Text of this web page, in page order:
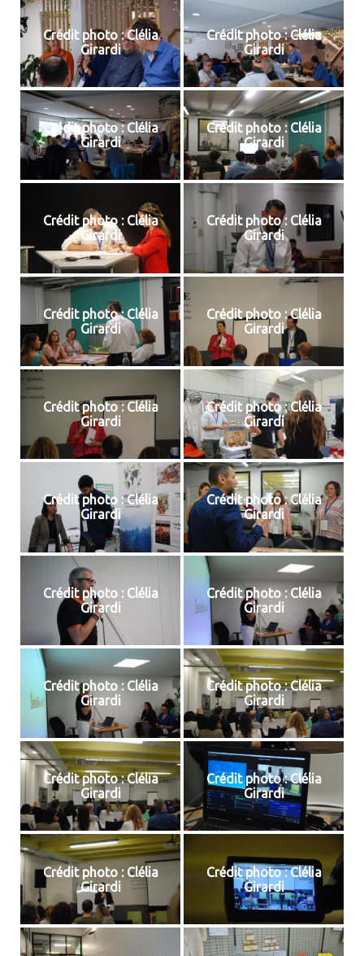
Crédit photo : Clélia
Girardi
Crédit photo : Clélia
Girardi
Crédit photo : Clélia
Girardi
Crédit photo : Clélia
Girardi
Crédit photo : Clélia
Girardi
Crédit photo : Clélia
Girardi
Crédit photo : Clélia
Girardi
Crédit photo : Clélia
Girardi
Crédit photo : Clélia
Girardi
Crédit photo : Clélia
Girardi
Crédit photo : Clélia
Girardi
Crédit photo : Clélia
Girardi
Crédit photo : Clélia
Girardi
Crédit photo : Clélia
Girardi
Crédit photo : Clélia
Girardi
Crédit photo : Clélia
Girardi
Crédit photo : Clélia
Girardi
Crédit photo : Clélia
Girardi
Crédit photo : Clélia
Girardi
Crédit photo : Clélia
Girardi